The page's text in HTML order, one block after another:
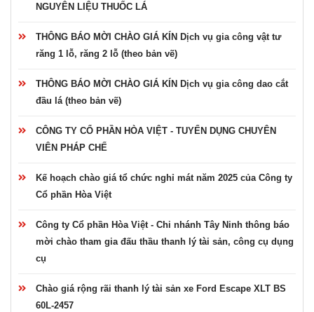
NGUYÊN LIỆU THUỐC LÁ
THÔNG BÁO MỜI CHÀO GIÁ KÍN Dịch vụ gia công vật tư
răng 1 lỗ, răng 2 lỗ (theo bản vẽ)
THÔNG BÁO MỜI CHÀO GIÁ KÍN Dịch vụ gia công dao cắt
đầu lá (theo bản vẽ)
CÔNG TY CỔ PHẦN HÒA VIỆT - TUYỂN DỤNG CHUYÊN
VIÊN PHÁP CHẾ
Kế hoạch chào giá tổ chức nghỉ mát năm 2025 của Công ty
Cổ phần Hòa Việt
Công ty Cổ phần Hòa Việt - Chi nhánh Tây Ninh thông báo
mời chào tham gia đấu thầu thanh lý tài sản, công cụ dụng
cụ
Chào giá rộng rãi thanh lý tài sản xe Ford Escape XLT BS
60L-2457